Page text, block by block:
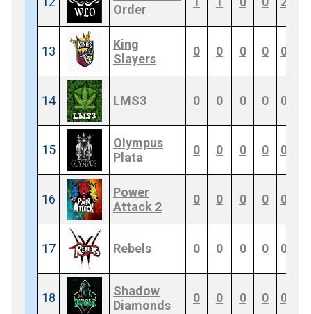
Order
13
King
Slayers
0 0 0 0 0
14 LMS3 0 0 0 0 0
15
Olympus
Plata
0 0 0 0 0
16
Power
Attack 2
0 0 0 0 0
17 Rebels 0 0 0 0 0
18
Shadow
Diamonds
0 0 0 0 0